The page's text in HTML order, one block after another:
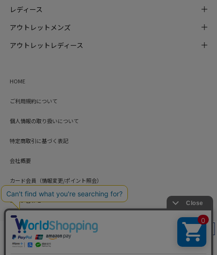
絞り込み
レディース
アウトレットメンズ
アウトレットレディース
HOME
ご利用規約について
個人情報の取り扱いについて
特定商取引に基づく表記
会社概要
カード会員（情報変更/ポイント照会）
お問い合わせ